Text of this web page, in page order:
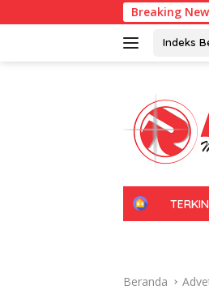
ke
Breaking
Indeks
H
Beranda